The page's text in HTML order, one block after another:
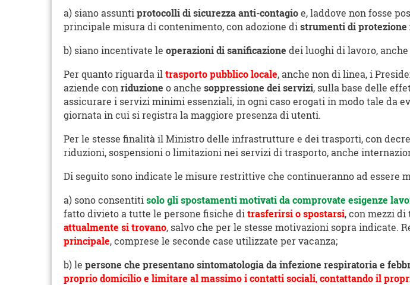
a) siano assunti protocolli di sicurezza anti-contagio e, laddove non fosse
principale misura di contenimento, con adozione di strumenti di protezione
b) siano incentivate le operazioni di sanificazione dei luoghi di lavoro,
Per quanto riguarda il trasporto pubblico locale, anche non di linea, i
aziende con riduzione o anche soppressione dei servizi, sulla base delle
assicurare i servizi minimi essenziali, in ogni caso erogati in modo tale da
giornata in cui si registra la maggiore presenza di utenti.
Per le stesse finalità il Ministro delle infrastrutture e dei trasporti, con
riduzioni, sospensioni o limitazioni nei servizi di trasporto, anche
Di seguito sono indicate le misure restrittive che continueranno ad essere
a) sono consentiti solo gli spostamenti motivati da comprovate esigenze
fatto divieto a tutte le persone fisiche di trasferirsi o spostarsi, con mezzi
attualmente si trovano, salvo che per le stesse motivazioni sopra indicate.
principale, comprese le seconde case utilizzate per vacanza;
b) le persone che presentano sintomatologia da infezione respiratoria e
proprio domicilio e limitare al massimo i contatti sociali, contattando il